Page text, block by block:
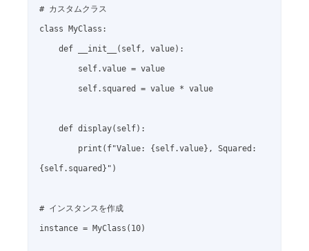
# カスタムクラス
class MyClass:
{self.squared}")
# インスタンスを作成
instance = MyClass(10)